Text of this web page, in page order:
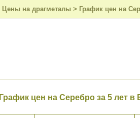
Цены на драгметалы > График цен на
График цен на Серебро за 5 лет